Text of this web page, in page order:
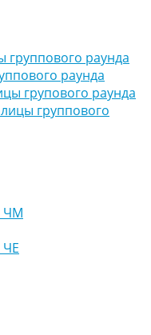
раунда
раунда
групового раунда
группового
ЧМ
ЧЕ